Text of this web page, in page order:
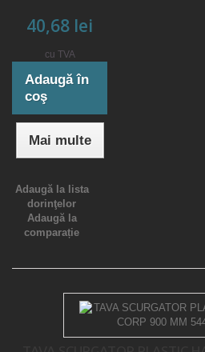
40,68 lei
cu TVA
Adaugă în
coş
Mai multe
Adaugă la lista
dorinţelor
Adaugă la
comparație